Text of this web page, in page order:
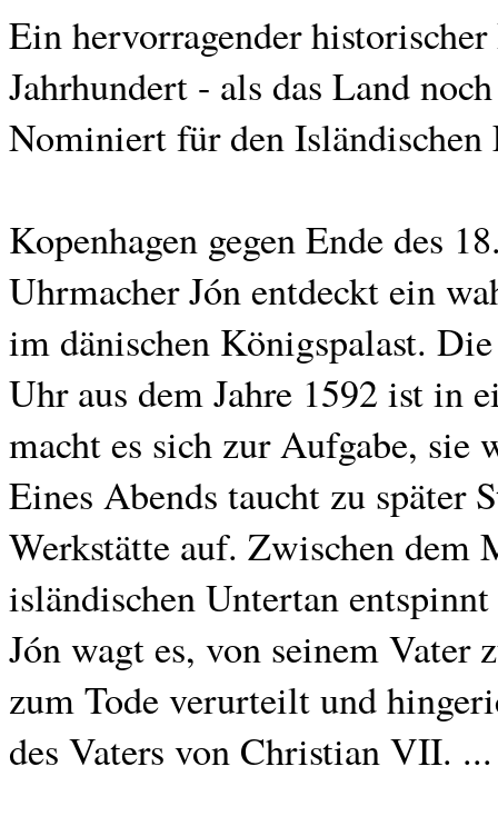
Ein hervorragender
Jahrhundert - als das Land
Nominiert für den
Kopenhagen gegen Ende des
Uhrmacher Jón entdeckt ein
im dänischen Königspalast.
Uhr aus dem Jahre 1592 ist in
macht es sich zur Aufgabe, sie
Eines Abends taucht zu später
Werkstätte auf. Zwischen dem
isländischen Untertan
Jón wagt es, von seinem Vater
zum Tode verurteilt und
des Vaters von Christian VII. ...